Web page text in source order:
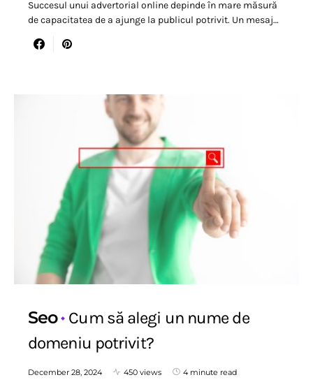
Succesul unui advertorial online depinde în mare măsură
de capacitatea de a ajunge la publicul potrivit. Un mesaj…
Seo Cum să alegi un nume de
domeniu potrivit?
December 28, 2024 450 views 4 minute read